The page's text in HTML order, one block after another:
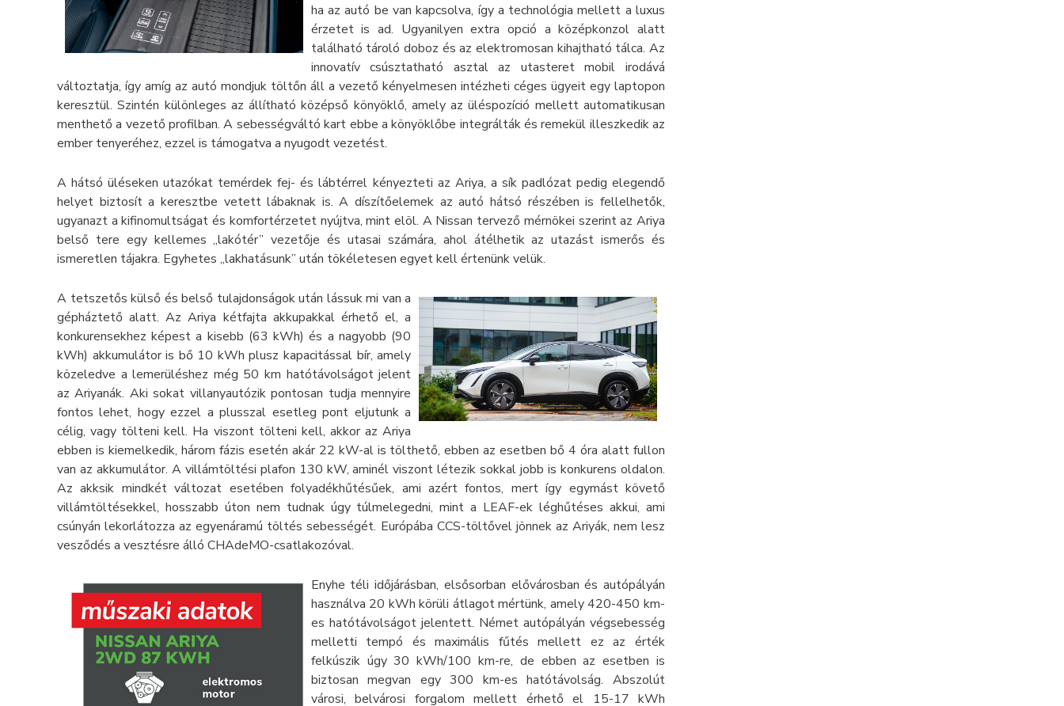
ha az autó be van kapcsolva, így a technológia mellett a luxus
érzetet is ad. Ugyanilyen extra opció a középkonzol alatt
található tároló doboz és az elektromosan kihajtható tálca. Az
innovatív csúsztatható asztal az utasteret mobil irodává
változtatja, így amíg az autó mondjuk töltőn áll a vezető kényelmesen intézheti céges ügyeit egy laptopon
keresztül. Szintén különleges az állítható középső könyöklő, amely az üléspozíció mellett automatikusan
menthető a vezető profilban. A sebességváltó kart ebbe a könyöklőbe integrálták és remekül illeszkedik az
ember tenyeréhez, ezzel is támogatva a nyugodt vezetést.
A hátsó üléseken utazókat temérdek fej- és lábtérrel kényezteti az Ariya, a sík padlózat pedig elegendő
helyet biztosít a keresztbe vetett lábaknak is. A díszítőelemek az autó hátsó részében is fellelhetők,
ugyanazt a kifinomultságat és komfortérzetet nyújtva, mint elöl. A Nissan tervező mérnökei szerint az Ariya
belső tere egy kellemes „lakótér” vezetője és utasai számára, ahol átélhetik az utazást ismerős és
ismeretlen tájakra. Egyhetes „lakhatásunk” után tökéletesen egyet kell értenünk velük.
A tetszetős külső és belső tulajdonságok után lássuk mi van a
gépháztető alatt. Az Ariya kétfajta akkupakkal érhető el, a
konkurensekhez képest a kisebb (63 kWh) és a nagyobb (90
kWh) akkumulátor is bő 10 kWh plusz kapacitással bír, amely
közeledve a lemerüléshez még 50 km hatótávolságot jelent
az Ariyanák. Aki sokat villanyautózik pontosan tudja mennyire
fontos lehet, hogy ezzel a plusszal esetleg pont eljutunk a
célig, vagy tölteni kell. Ha viszont tölteni kell, akkor az Ariya
ebben is kiemelkedik, három fázis esetén akár 22 kW-al is tölthető, ebben az esetben bő 4 óra alatt fullon
van az akkumulátor. A villámtöltési plafon 130 kW, aminél viszont létezik sokkal jobb is konkurens oldalon.
Az akksik mindkét változat esetében folyadékhűtésűek, ami azért fontos, mert így egymást követő
villámtöltésekkel, hosszabb úton nem tudnak úgy túlmelegedni, mint a LEAF-ek léghűtéses akkui, ami
csúnyán lekorlátozza az egyenáramú töltés sebességét. Európába CCS-töltővel jönnek az Ariyák, nem lesz
vesződés a vesztésre álló CHAdeMO-csatlakozóval.
Enyhe téli időjárásban, elsősorban elővárosban és autópályán
használva 20 kWh körüli átlagot mértünk, amely 420-450 km-
es hatótávolságot jelentett. Német autópályán végsebesség
melletti tempó és maximális fűtés mellett ez az érték
felkúszik úgy 30 kWh/100 km-re, de ebben az esetben is
biztosan megvan egy 300 km-es hatótávolság. Abszolút
városi, belvárosi forgalom mellett érhető el 15-17 kWh